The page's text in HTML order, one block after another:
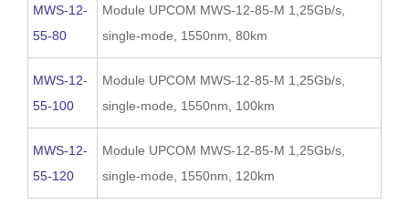
MWS-12-
55-80
Module UPCOM MWS-12-85-M 1,25Gb/s,
single-mode, 1550nm, 80km
MWS-12-
55-100
Module UPCOM MWS-12-85-M 1,25Gb/s,
single-mode, 1550nm, 100km
MWS-12-
55-120
Module UPCOM MWS-12-85-M 1,25Gb/s,
single-mode, 1550nm, 120km